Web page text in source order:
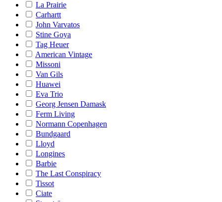
La Prairie
Carhartt
John Varvatos
Stine Goya
Tag Heuer
American Vintage
Missoni
Van Gils
Huawei
Eva Trio
Georg Jensen Damask
Ferm Living
Normann Copenhagen
Bundgaard
Lloyd
Longines
Barbie
The Last Conspiracy
Tissot
Ciate